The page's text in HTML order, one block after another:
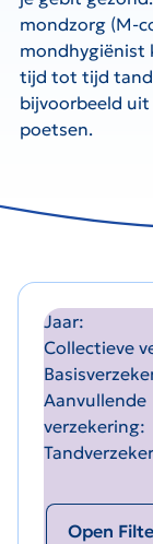
mondzorg (M-
mondhygiënist
tijd tot tijd
bijvoorbeeld
poetsen.
Jaar
Collectieve
Aanvullende
verzekering
Open